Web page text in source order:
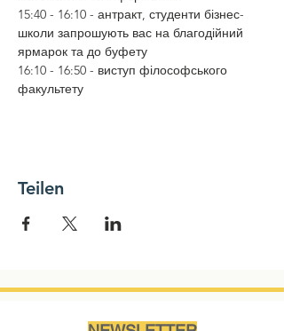
15:40 - 16:10 - антракт, студенти бізнес-
школи запрошують вас на благодійний
ярмарок та до буфету
16:10 - 16:50 - виступ філософського
факультету
Teilen